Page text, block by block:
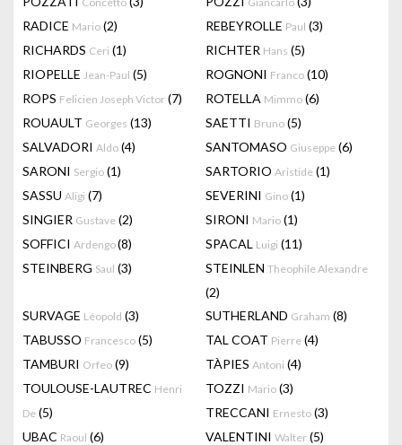
RADICE Mario (2) REBEYROLLE Paul (3)
RICHARDS Ceri (1) RICHTER Hans (5)
RIOPELLE Jean-Paul (5) ROGNONI Franco (10)
ROPS Felicien Joseph Victor (7) ROTELLA Mimmo (6)
ROUAULT Georges (13) SAETTI Bruno (5)
SALVADORI Aldo (4) SANTOMASO Giuseppe (6)
SARONI Sergio (1) SARTORIO Aristide (1)
SASSU Aligi (7) SEVERINI Gino (1)
SINGIER Gustave (2) SIRONI Mario (1)
SOFFICI Ardengo(8) SPACAL Luigi (11)
STEINBERG Saul (3) STEINLEN Theophile Alexandre
(2)
SURVAGE Léopold (3) SUTHERLAND Graham (8)
TABUSSO Francesco (5) TAL COAT Pierre (4)
TAMBURI Orfeo (9) TÀPIES Antoni (4)
TOULOUSE-LAUTREC Henri
De (5)
TOZZI Mario (3)
TRECCANI Ernesto (3)
UBAC Raoul (6) VALENTINI Walter (5)